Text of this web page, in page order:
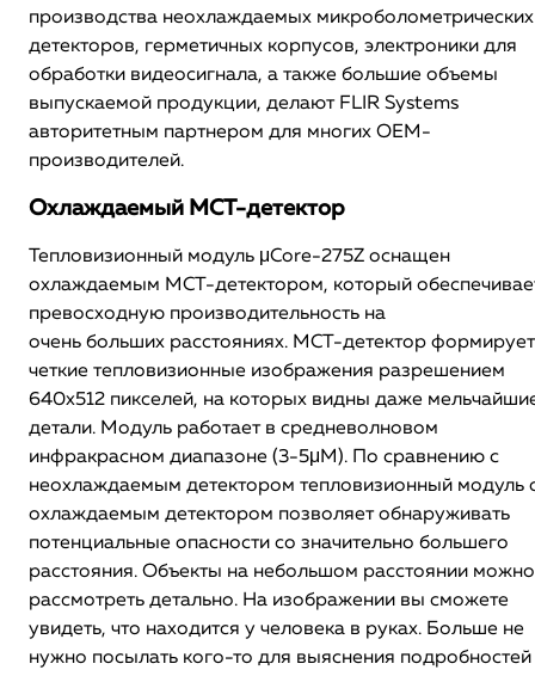
производства неохлаждаемых микроболометрических
детекторов, герметичных корпусов, электроники для
обработки видеосигнала, а также большие объемы
выпускаемой продукции, делают FLIR Systems
авторитетным партнером для многих ОЕМ-
производителей.
Охлаждаемый MCT-детектор
Тепловизионный модуль μCore-275Z оснащен
охлаждаемым MCT-детектором, который
превосходную производительность на
очень больших расстояниях. MCT-детектор формирует
четкие тепловизионные изображения разрешением
640х512 пикселей, на которых видны даже
детали. Модуль работает в средневолновом
инфракрасном диапазоне (3-5μМ). По сравнению с
неохлаждаемым детектором тепловизионный модуль
охлаждаемым детектором позволяет обнаруживать
потенциальные опасности со значительно большего
расстояния. Объекты на небольшом расстоянии можно
рассмотреть детально. На изображении вы сможете
увидеть, что находится у человека в руках. Больше не
нужно посылать кого-то для выяснения подробностей